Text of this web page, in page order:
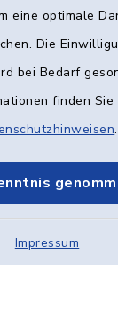
eine optimale
Die
bei Bedarf
finden Sie
.
Impressum
Kontakt
Sitemap